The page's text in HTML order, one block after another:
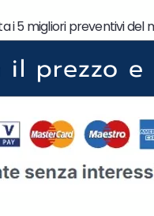
il prezzo
i 5 migliori preventivi del